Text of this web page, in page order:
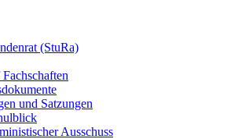
(StuRa)
Fachschaften
und Satzungen
Ausschuss